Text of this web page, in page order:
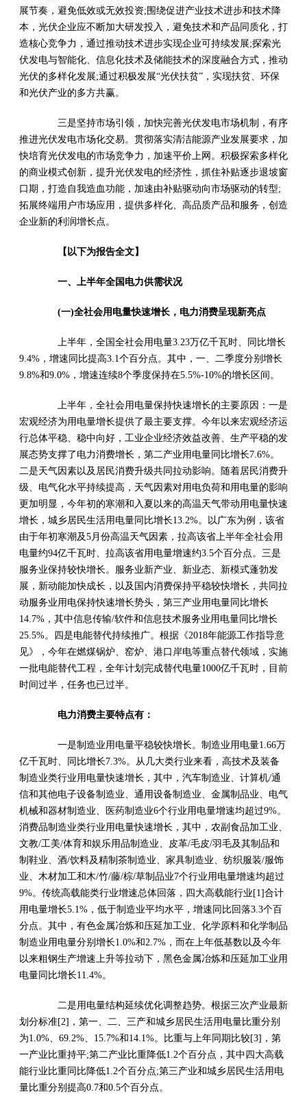
展节奏，避免低效或无效投资;围绕促进产业技术进步和技术降
本，光伏企业应不断加大研发投入，避免技术和产品同质化，打
造核心竞争力，通过推动技术进步实现企业可持续发展;探索光
伏发电与智能化、信息化技术及储能技术的深度融合方式，推动
光伏的多样化发展;通过积极发展“光伏扶贫”，实现扶贫、环保
和光伏产业的多方共赢。
三是坚持市场引领，加快完善光伏发电市场机制，有序
推进光伏发电市场化交易。贯彻落实清洁能源产业发展要求，加
快培育光伏发电的市场竞争力，加速平价上网。积极探索多样化
的商业模式创新，提升光伏发电的经济性，抓住补贴逐步退坡窗
口期，打造自我造血功能，加速由补贴驱动向市场驱动的转型;
拓展终端用户市场应用，提供多样化、高品质产品和服务，创造
企业新的利润增长点。
【以下为报告全文】
一、上半年全国电力供需状况
(一)全社会用电量快速增长，电力消费呈现新亮点
上半年，全国全社会用电量3.23万亿千瓦时、同比增长
9.4%，增速同比提高3.1个百分点。其中，一、二季度分别增长
9.8%和9.0%，增速连续8个季度保持在5.5%-10%的增长区间。
上半年，全社会用电量保持快速增长的主要原因：一是
宏观经济为用电量增长提供了最主要支撑。今年以来宏观经济运
行总体平稳、稳中向好，工业企业经济效益改善、生产平稳的发
展态势支撑了电力消费增长，第二产业用电量同比增长7.6%。
二是天气因素以及居民消费升级共同拉动影响。随着居民消费升
级、电气化水平持续提高，天气因素对用电负荷和用电量的影响
更加明显，今年初的寒潮和入夏以来的高温天气带动用电量快速
增长，城乡居民生活用电量同比增长13.2%。以广东为例，该省
由于年初寒潮及5月份高温天气因素，拉高该省上半年全社会用
电量约94亿千瓦时、拉高该省用电量增速约3.5个百分点。三是
服务业保持较快增长。服务业新产业、新业态、新模式蓬勃发
展，新动能加快成长，以及国内消费保持平稳较快增长，共同拉
动服务业用电保持快速增长势头，第三产业用电量同比增长
14.7%，其中信息传输/软件和信息技术服务业用电量同比增长
25.5%。四是电能替代持续推广。根据《2018年能源工作指导意
见》，今年在燃煤锅炉、窑炉、港口岸电等重点替代领域，实施
一批电能替代工程，全年计划完成替代电量1000亿千瓦时，目前
时间过半，任务也已过半。
电力消费主要特点有：
一是制造业用电量平稳较快增长。制造业用电量1.66万
亿千瓦时、同比增长7.3%。从几大类行业来看，高技术及装备
制造业类行业用电量快速增长，其中，汽车制造业、计算机/通
信和其他电子设备制造业、通用设备制造业、金属制品业、电气
机械和器材制造业、医药制造业6个行业用电量增速均超过9%。
消费品制造业类行业用电量快速增长，其中，农副食品加工业、
文教/工美/体育和娱乐用品制造业、皮革/毛皮/羽毛及其制品和
制鞋业、酒/饮料及精制茶制造业、家具制造业、纺织服装/服饰
业、木材加工和木/竹/藤/棕/草制品业7个行业用电量增速均超过
9%。传统高载能类行业增速总体回落，四大高载能行业[1]合计
用电量增长5.1%，低于制造业平均水平，增速同比回落3.3个百
分点。其中，有色金属冶炼和压延加工业、化学原料和化学制品
制造业用电量分别增长1.0%和2.7%，而在上年低基数以及今年
以来粗钢生产增速上升等拉动下，黑色金属冶炼和压延加工业用
电量同比增长11.4%。
二是用电量结构延续优化调整趋势。根据三次产业最新
划分标准[2]，第一、二、三产和城乡居民生活用电量比重分别
为1.0%、69.2%、15.7%和14.1%。比重与上年同期比较[3]，第
一产业比重持平;第二产业比重降低1.2个百分点，其中四大高载
能行业比重同比降低1.2个百分点;第三产业和城乡居民生活用电
量比重分别提高0.7和0.5个百分点。